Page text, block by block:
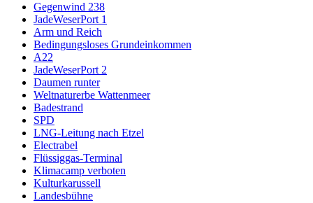
Gegenwind 238
JadeWeserPort 1
Arm und Reich
Bedingungsloses Grundeinkommen
A22
JadeWeserPort 2
Daumen runter
Weltnaturerbe Wattenmeer
Badestrand
SPD
LNG-Leitung nach Etzel
Electrabel
Flüssiggas-Terminal
Klimacamp verboten
Kulturkarussell
Landesbühne